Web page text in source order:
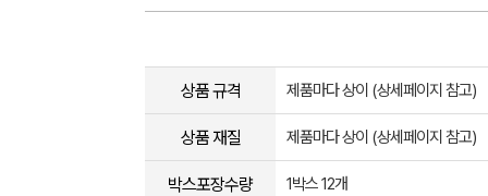
상품 규격 제품마다 상이 (상세페이지 참고)
상품 재질 제품마다 상이 (상세페이지 참고)
박스포장수량 1박스 12개